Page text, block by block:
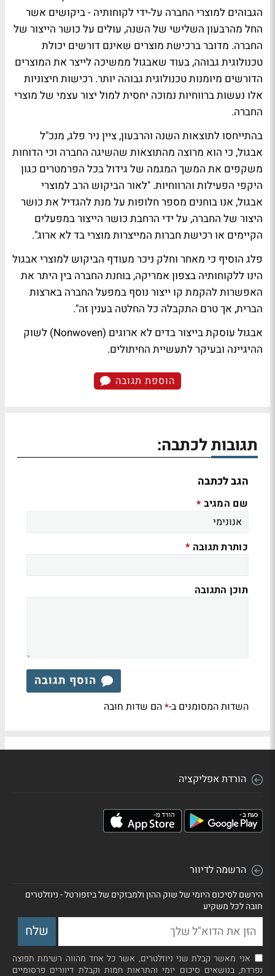
הגבוהים למוצרי החברה על-ידי לקוחותיה - ביקושים אשר
החל מהרבעון השלישי של השנה, עולים על כושר הייצור של
החברה. מדובר ברכישת מוצרים שאינם דורשים יכולת
טכנולוגית גבוהה, בעוד שאבגול ממשיכה לייצר את המוצרים
הדורשים מיומנות טכנולוגית גבוהה יותר. רכישות חיצוניות
אלו נעשות ברווחיות נמוכה יחסית למול יצור עצמי של מוצרי
החברה.
בהתייחסו לתוצאות השנה והרבעון, ציין ניר פלג, מנכ"ל
אבגול, כי הוא מרוצה מהתוצאות שהשיגה החברה וכי הדוחות
משקפים את המשך המגמה של גידול בכל הפרמטרים כגון
היקפי הפעילות והרווחיות. "לאור הביקוש הרב למוצרי
אבגול, אנו בוחנים מספר חלופות על מנת להגדיל את כושר
היצור של החברה, על ידי הרחבת כושר הייצור במפעלים
הקיימים או רכישת חברות המייצרות מוצרי בד לא ארוג".
פלג הוסיף כי מאחר וחלק ניכר מעודף הביקוש למוצרי אבגול
הינו ללקוחותיה בצפון אמריקה, בוחנת החברה בין היתר את
האפשרות להקמת קו ייצור נוסף במפעל החברה בארצות
הברית, אך טרם התקבלה כל החלטה בענין זה".
אבגול עוסקת בייצור בדים לא ארוגים (Nonwoven) לשוק
ההיגיינה ובעיקר לתעשיית החיתולים.
הוספת תגובה
תגובות לכתבה:
הגב לכתבה
שם המגיב *
כותרת תגובה *
תוכן התגובה
הוסף תגובה
השדות המסומנים ב-*הם שדות חובה
הורדת אפליקציה
הרשמה לדיוור
הירשם לסיכום היומי של שוק ההון ולמבזקים של ביזפורטל - ניוזלטרים
חובה לכל משקיע
אני מאשר קבלת שני ניוזלטרים, אשר כל אחד מהווה רשימת תפוצה
נפרדת, בנושאים סיכום יומי והתראות חמות וקבלת דיוורים פרסומיים